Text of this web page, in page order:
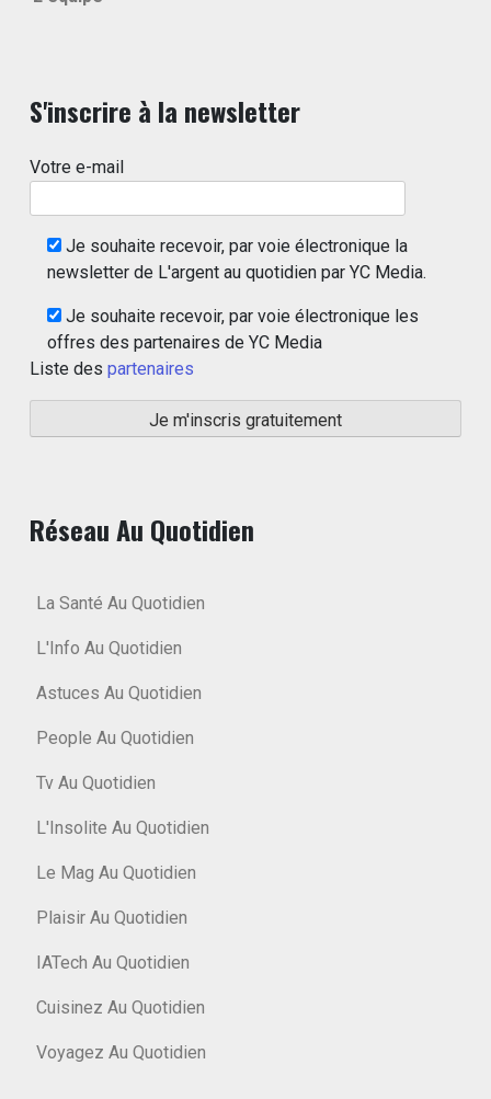
S'inscrire à la newsletter
Votre e-mail
Je souhaite recevoir, par voie électronique la
newsletter de L'argent au quotidien par YC Media.
Je souhaite recevoir, par voie électronique les
offres des partenaires de YC Media
Liste des partenaires
Réseau Au Quotidien
La Santé Au Quotidien
L'Info Au Quotidien
Astuces Au Quotidien
People Au Quotidien
Tv Au Quotidien
L'Insolite Au Quotidien
Le Mag Au Quotidien
Plaisir Au Quotidien
IATech Au Quotidien
Cuisinez Au Quotidien
Voyagez Au Quotidien